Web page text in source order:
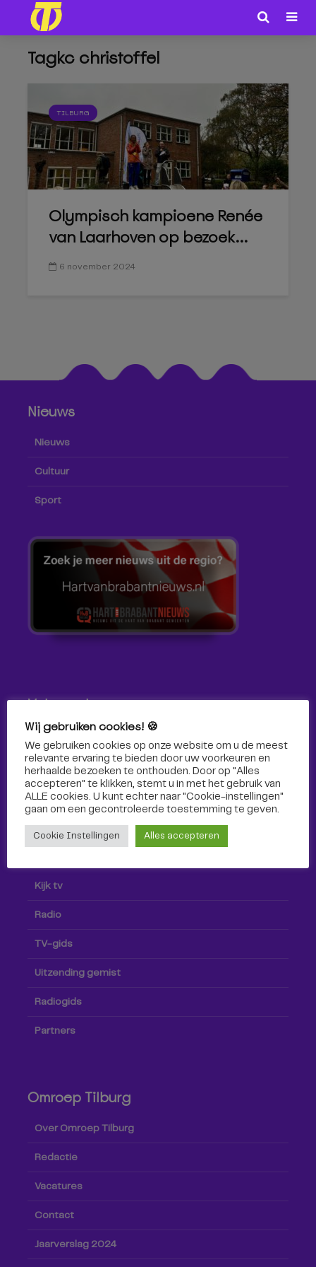
Tagkc christoffel
TILBURG
Olympisch kampioene Renée
van Laarhoven op bezoek...
6 november 2024
Nieuws
Nieuws
Cultuur
Sport
Volg ons!
Volg Omroep Tilburg niet alleen hier, maar ook via social
media!
Kijk tv
Radio
TV-gids
Uitzending gemist
Radiogids
Partners
Omroep Tilburg
Over Omroep Tilburg
Redactie
Vacatures
Contact
Jaarverslag 2024
Wij gebruiken cookies! 🍪
We gebruiken cookies op onze website om u de meest
relevante ervaring te bieden door uw voorkeuren en
herhaalde bezoeken te onthouden. Door op "Alles
accepteren" te klikken, stemt u in met het gebruik van
ALLE cookies. U kunt echter naar "Cookie-instellingen"
gaan om een ​​gecontroleerde toestemming te geven.
Cookie Instellingen Alles accepteren